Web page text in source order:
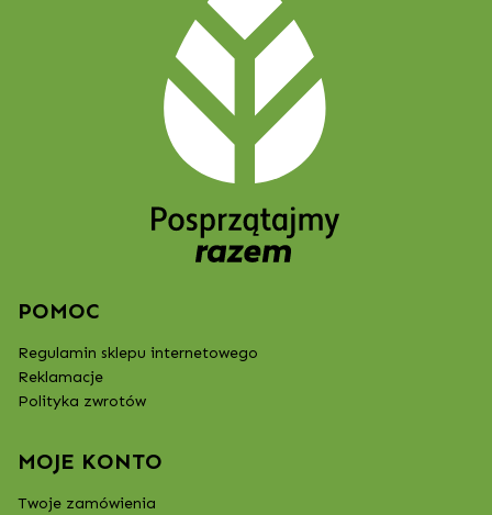
POMOC
Regulamin sklepu internetowego
Reklamacje
Polityka zwrotów
MOJE KONTO
Twoje zamówienia